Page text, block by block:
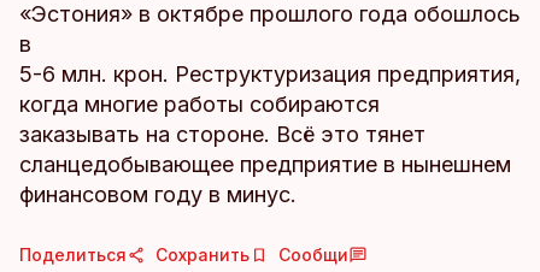
«Эстония» в октябре прошлого года обошлось
в
5-6 млн. крон. Реструктуризация предприятия,
когда многие работы собираются
заказывать на стороне. Всё это тянет
сланцедобывающее предприятие в нынешнем
финансовом году в минус.
Поделиться Сохранить Сообщи